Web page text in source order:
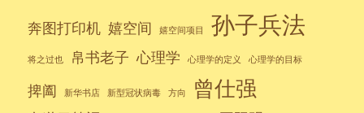
奔图打印机 嬉空间 嬉空间项目 孙子兵法
将之过也 帛书老子 心理学 心理学的定义 心理学的目标
捭阖 新华书店 新型冠状病毒 方向 曾仕强